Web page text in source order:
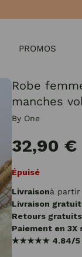
PROMOS
Robe
manches
By One
32,90 €
Épuisé
Livraisonà partir
Livraison
Retours gratuits
Paiement en 3X
★★★★★ 4.84/5